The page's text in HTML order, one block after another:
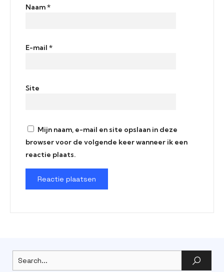
Naam*
E-mail *
Site
Mijn naam, e-mail en site opslaan in deze
browser voor de volgende keer wanneer ik een
reactie plaats.